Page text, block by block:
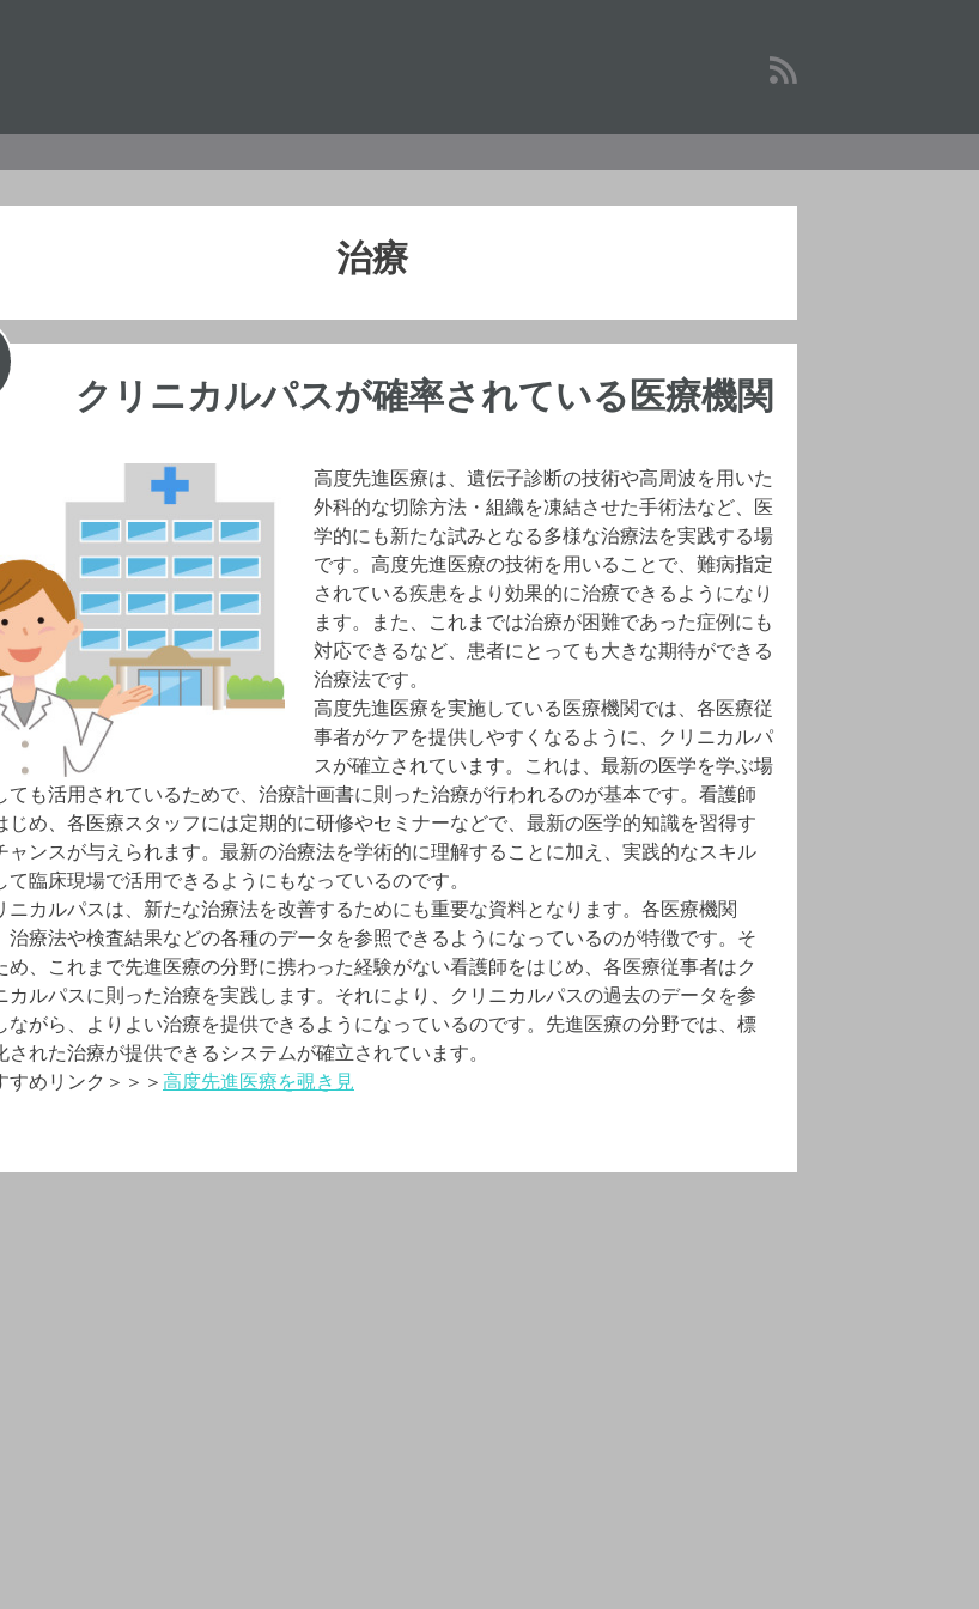
治療
クリニカルパスが確率されている医療機関
高度先進医療は、遺伝子診断の技術や高周波を用いた
外科的な切除方法・組織を凍結させた手術法など、医
学的にも新たな試みとなる多様な治療法を実践する場
です。高度先進医療の技術を用いることで、難病指定
されている疾患をより効果的に治療できるようになり
ます。また、これまでは治療が困難であった症例にも
対応できるなど、患者にとっても大きな期待ができる
治療法です。
高度先進医療を実施している医療機関では、各医療従
事者がケアを提供しやすくなるように、クリニカルパ
スが確立されています。これは、最新の医学を学ぶ場
ても活用されているためで、治療計画書に則った治療が行われるのが基本です。看護師
じめ、各医療スタッフには定期的に研修やセミナーなどで、最新の医学的知識を習得す
ャンスが与えられます。最新の治療法を学術的に理解することに加え、実践的なスキル
て臨床現場で活用できるようにもなっているのです。
ニカルパスは、新たな治療法を改善するためにも重要な資料となります。各医療機関
治療法や検査結果などの各種のデータを参照できるようになっているのが特徴です。そ
め、これまで先進医療の分野に携わった経験がない看護師をはじめ、各医療従事者はク
カルパスに則った治療を実践します。それにより、クリニカルパスの過去のデータを参
ながら、よりよい治療を提供できるようになっているのです。先進医療の分野では、標
された治療が提供できるシステムが確立されています。
すめリンク＞＞＞高度先進医療を覗き見